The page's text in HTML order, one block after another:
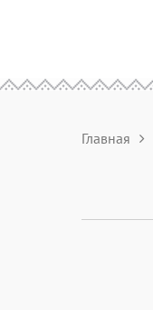
Главная